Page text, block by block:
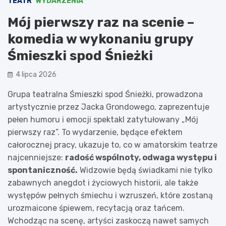
Mój pierwszy raz na scenie –
komedia w wykonaniu grupy
Śmieszki spod Śnieżki
4 lipca 2026
Grupa teatralna Śmieszki spod Śnieżki, prowadzona
artystycznie przez Jacka Grondowego, zaprezentuje
pełen humoru i emocji spektakl zatytułowany „Mój
pierwszy raz”. To wydarzenie, będące efektem
całorocznej pracy, ukazuje to, co w amatorskim teatrze
najcenniejsze: radość wspólnoty, odwaga występu i
spontaniczność. Widzowie będą świadkami nie tylko
zabawnych anegdot i życiowych historii, ale także
występów pełnych śmiechu i wzruszeń, które zostaną
urozmaicone śpiewem, recytacją oraz tańcem.
Wchodząc na scenę, artyści zaskoczą nawet samych